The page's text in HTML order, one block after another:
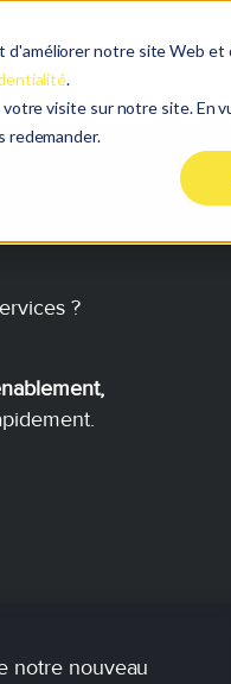
notre site Web et
.
visite sur notre site. En
redemander.
?
notre nouveau